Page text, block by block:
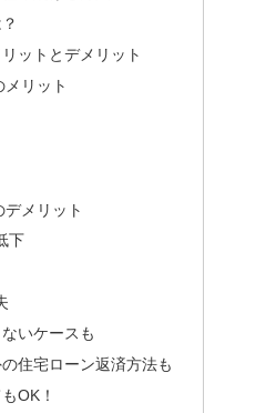
ットとデメリット
メリット
デメリット
下
いケースも
住宅ローン返済方法も
OK！